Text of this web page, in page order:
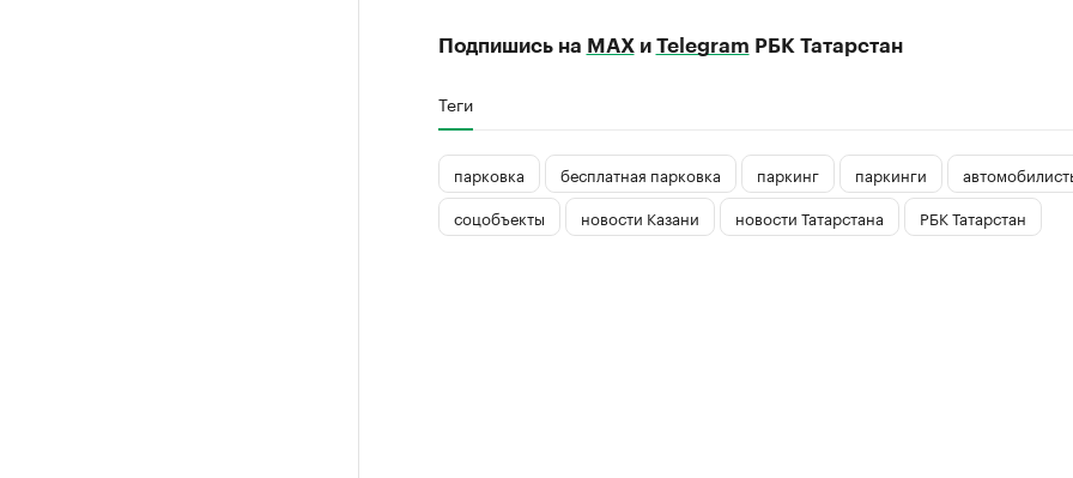
Подпишись на MAXи Telegram РБК Татарстан
Теги
парковка бесплатная парковка паркинг паркинги
соцобъекты
новости Казани новости Татарстана РБК Татарстан